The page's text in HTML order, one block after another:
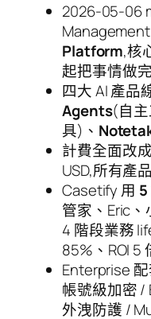
2026-05-06
Platform,核
起把事情做完
四大 AI 產品
Agents(自主
具)、
計費全面改
USD,所有產
Casetify 用
管家、Eric
4 階段業務
85%、ROI 5
Enterprise
帳號級加密 /
外洩防護 /